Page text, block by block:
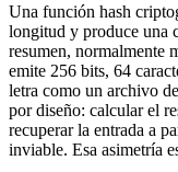
Una función hash
longitud y produce una
resumen, normalmente
emite 256 bits, 64
letra como un archivo
por diseño: calcular el
recuperar la entrada a
inviable. Esa asimetría